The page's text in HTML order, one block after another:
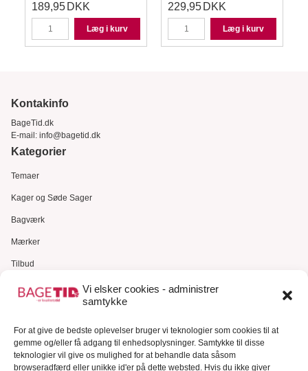
Vi elsker cookies - administrer
samtykke
For at give de bedste oplevelser bruger vi teknologier som cookies til at
gemme og/eller få adgang til enhedsoplysninger. Samtykke til disse
teknologier vil give os mulighed for at behandle data såsom
browseradfærd eller unikke id'er på dette websted. Hvis du ikke giver
189,95 DKK
Læg i kurv
229,95 DKK
Læg i kurv
Kontakinfo
BageTid.dk
E-mail: info@bagetid.dk
Kategorier
Temaer
Kager og Søde Sager
Bagværk
Mærker
Tilbud
Gavekort
Kundeservice
Kundeservice
FAQ – Ofte stillede spørgsmål